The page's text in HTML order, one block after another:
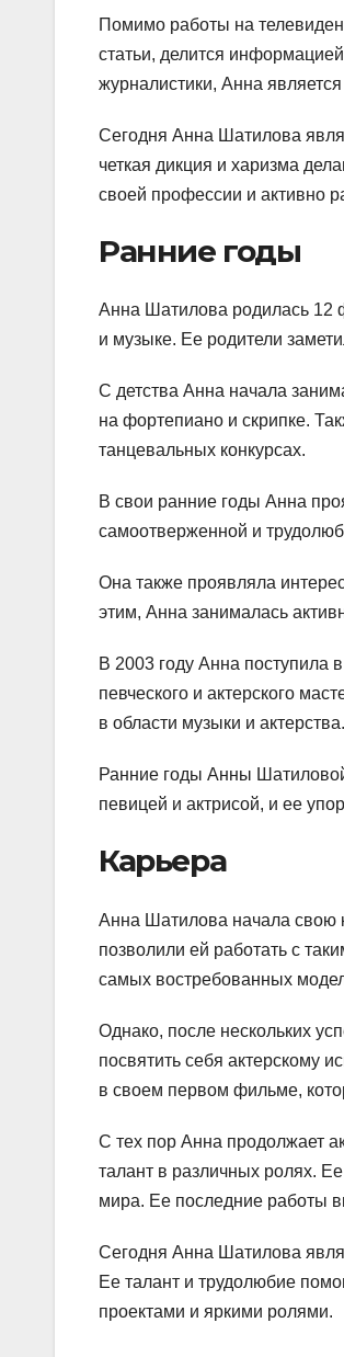
Помимо работы на
статьи, делится
журналистики, Анна
Сегодня Анна Шатилова
четкая дикция и харизма
своей профессии и активно
Ранние годы
Анна Шатилова родилась 12
и музыке. Ее родители
С детства Анна начала
на фортепиано и скрипке.
танцевальных конкурсах.
В свои ранние годы Анна
самоотверженной и
Она также проявляла
этим, Анна занималась
В 2003 году Анна поступила
певческого и актерского
в области музыки и актерства.
Ранние годы Анны
певицей и актрисой, и ее
Карьера
Анна Шатилова начала свою
позволили ей работать с
самых востребованных
Однако, после нескольких
посвятить себя актерскому
в своем первом фильме,
С тех пор Анна продолжает
талант в различных ролях.
мира. Ее последние работы
Сегодня Анна Шатилова
Ее талант и трудолюбие
проектами и яркими ролями.